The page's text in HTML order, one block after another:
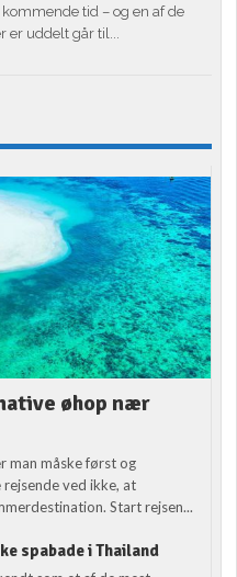
tid – og en af de
er uddelt går til...
øhop nær
man måske først og
ved ikke, at
Start rejsen...
spabade i Thailand